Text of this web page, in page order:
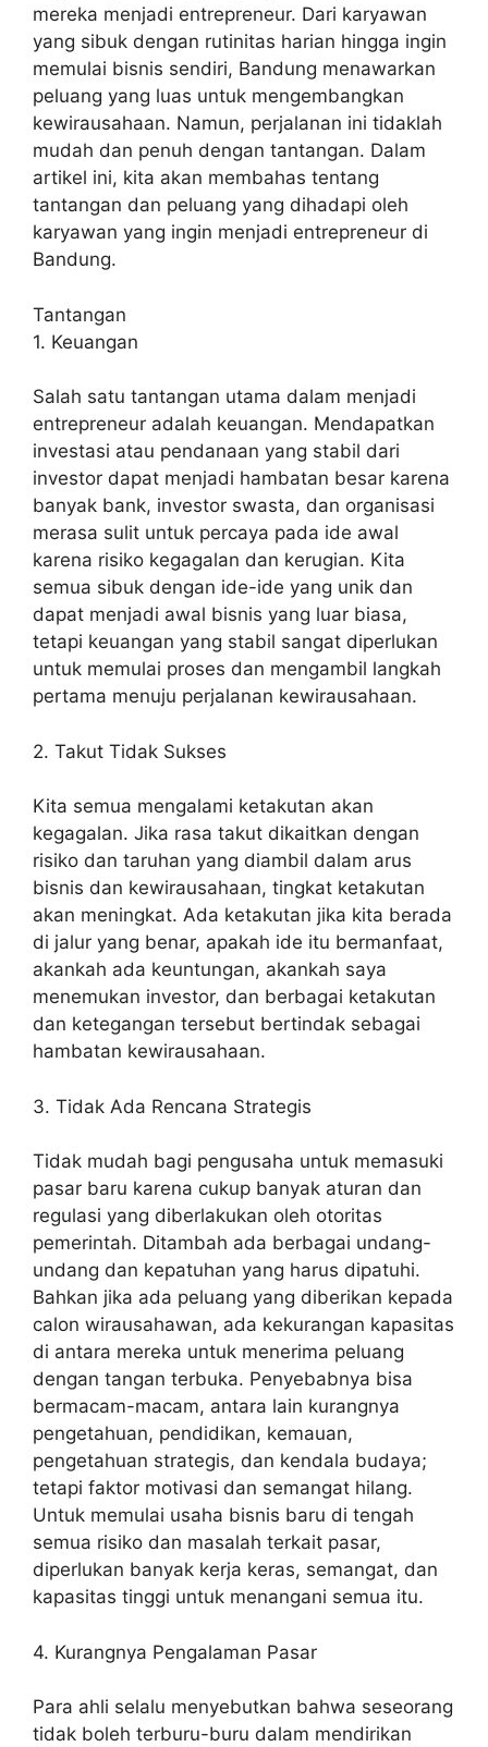
mereka menjadi entrepreneur. Dari karyawan
yang sibuk dengan rutinitas harian hingga ingin
memulai bisnis sendiri, Bandung menawarkan
peluang yang luas untuk mengembangkan
kewirausahaan. Namun, perjalanan ini tidaklah
mudah dan penuh dengan tantangan. Dalam
artikel ini, kita akan membahas tentang
tantangan dan peluang yang dihadapi oleh
karyawan yang ingin menjadi entrepreneur di
Bandung.
Tantangan
1. Keuangan
Salah satu tantangan utama dalam menjadi
entrepreneur adalah keuangan. Mendapatkan
investasi atau pendanaan yang stabil dari
investor dapat menjadi hambatan besar karena
banyak bank, investor swasta, dan organisasi
merasa sulit untuk percaya pada ide awal
karena risiko kegagalan dan kerugian. Kita
semua sibuk dengan ide-ide yang unik dan
dapat menjadi awal bisnis yang luar biasa,
tetapi keuangan yang stabil sangat diperlukan
untuk memulai proses dan mengambil langkah
pertama menuju perjalanan kewirausahaan.
2. Takut Tidak Sukses
Kita semua mengalami ketakutan akan
kegagalan. Jika rasa takut dikaitkan dengan
risiko dan taruhan yang diambil dalam arus
bisnis dan kewirausahaan, tingkat ketakutan
akan meningkat. Ada ketakutan jika kita berada
di jalur yang benar, apakah ide itu bermanfaat,
akankah ada keuntungan, akankah saya
menemukan investor, dan berbagai ketakutan
dan ketegangan tersebut bertindak sebagai
hambatan kewirausahaan.
3. Tidak Ada Rencana Strategis
Tidak mudah bagi pengusaha untuk memasuki
pasar baru karena cukup banyak aturan dan
regulasi yang diberlakukan oleh otoritas
pemerintah. Ditambah ada berbagai undang-
undang dan kepatuhan yang harus dipatuhi.
Bahkan jika ada peluang yang diberikan kepada
calon wirausahawan, ada kekurangan kapasitas
di antara mereka untuk menerima peluang
dengan tangan terbuka. Penyebabnya bisa
bermacam-macam, antara lain kurangnya
pengetahuan, pendidikan, kemauan,
pengetahuan strategis, dan kendala budaya;
tetapi faktor motivasi dan semangat hilang.
Untuk memulai usaha bisnis baru di tengah
semua risiko dan masalah terkait pasar,
diperlukan banyak kerja keras, semangat, dan
kapasitas tinggi untuk menangani semua itu.
4. Kurangnya Pengalaman Pasar
Para ahli selalu menyebutkan bahwa seseorang
tidak boleh terburu-buru dalam mendirikan